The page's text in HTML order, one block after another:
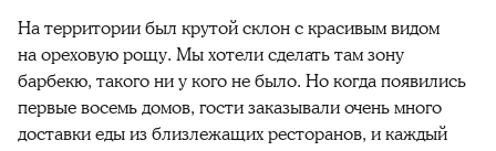
На территории был крутой склон с красивым видом
на ореховую рощу. Мы хотели сделать там зону
барбекю, такого ни у кого не было. Но когда появились
первые восемь домов, гости заказывали очень много
доставки еды из близлежащих ресторанов, и каждый